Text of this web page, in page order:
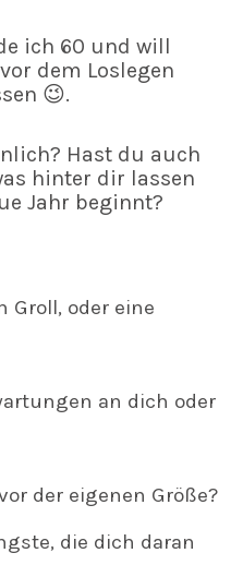
ich 60 und will
dem Loslegen
😉.
Hast du auch
hinter dir lassen
Jahr beginnt?
Groll, oder eine
an dich oder
der eigenen Größe?
die dich daran